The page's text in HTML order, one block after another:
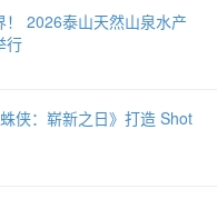
2026泰山天然山泉水产
行
侠：崭新之日》打造 Shot